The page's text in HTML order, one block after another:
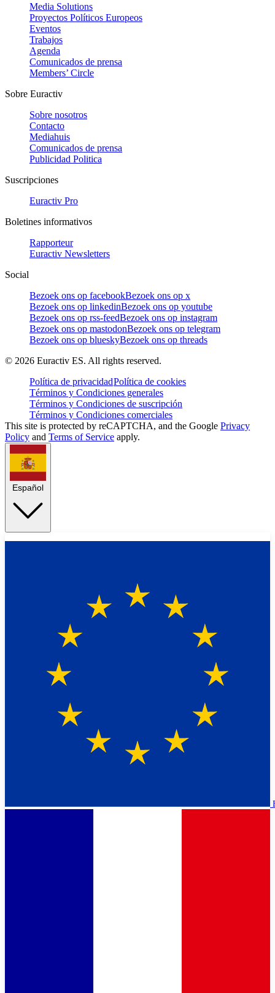
Media Solutions
Proyectos Políticos Europeos
Eventos
Trabajos
Agenda
Comunicados de prensa
Members’ Circle
Sobre Euractiv
Sobre nosotros
Contacto
Mediahuis
Comunicados de prensa
Publicidad Politica
Suscripciones
Euractiv Pro
Boletines informativos
Rapporteur
Euractiv Newsletters
Social
Bezoek ons op facebookBezoek ons op x
Bezoek ons op linkedinBezoek ons op youtube
Bezoek ons op rss-feedBezoek ons op instagram
Bezoek ons op mastodonBezoek ons op telegram
Bezoek ons op blueskyBezoek ons op threads
© 2026 Euractiv ES. All rights reserved.
Política de privacidadPolítica de cookies
Términos y Condiciones generales
Términos y Condiciones de suscripción
Términos y Condiciones comerciales
This site is protected by reCAPTCHA, and the Google Privacy
Policy and Terms of Service apply.
Español